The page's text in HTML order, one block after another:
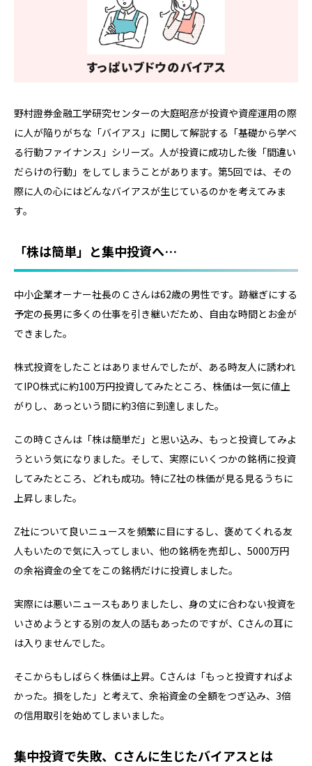
野村證券金融工学研究センターの大庭昭彦が投資や資産運用の際
に人が陥りがちな「バイアス」に関して解説する「基礎から学べ
る行動ファイナンス」シリーズ。人が投資に成功した後「間違い
だらけの行動」をしてしまうことがあります。第5回では、その
際に人の心にはどんなバイアスが生じているのかを考えてみま
す。
「株は簡単」と集中投資へ…
中小企業オーナー社長のＣさんは62歳の男性です。跡継ぎにする
予定の長男に多くの仕事を引き継いだため、自由な時間とお金が
できました。
株式投資をしたことはありませんでしたが、ある時友人に誘われ
てIPO株式に約100万円投資してみたところ、株価は一気に値上
がりし、あっという間に約3倍に到達しました。
この時Ｃさんは「株は簡単だ」と思い込み、もっと投資してみよ
うという気になりました。そして、実際にいくつかの銘柄に投資
してみたところ、どれも成功。特にZ社の株価が見る見るうちに
上昇しました。
Z社について良いニュースを頻繁に目にするし、褒めてくれる友
人もいたので気に入ってしまい、他の銘柄を売却し、5000万円
の余裕資金の全てをこの銘柄だけに投資しました。
実際には悪いニュースもありましたし、身の丈に合わない投資を
いさめようとする別の友人の話もあったのですが、Cさんの耳に
は入りませんでした。
そこからもしばらく株価は上昇。Cさんは「もっと投資すればよ
かった。損をした」と考えて、余裕資金の全額をつぎ込み、3倍
の信用取引を始めてしまいました。
集中投資で失敗、Cさんに生じたバイアスとは